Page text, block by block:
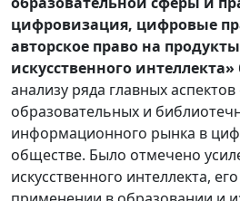
цифровизация, цифровые
авторское право на
искусственного интеллекта»
анализу ряда главных
образовательных и
информационного рынка в
обществе. Было отмечено
искусственного интеллекта,